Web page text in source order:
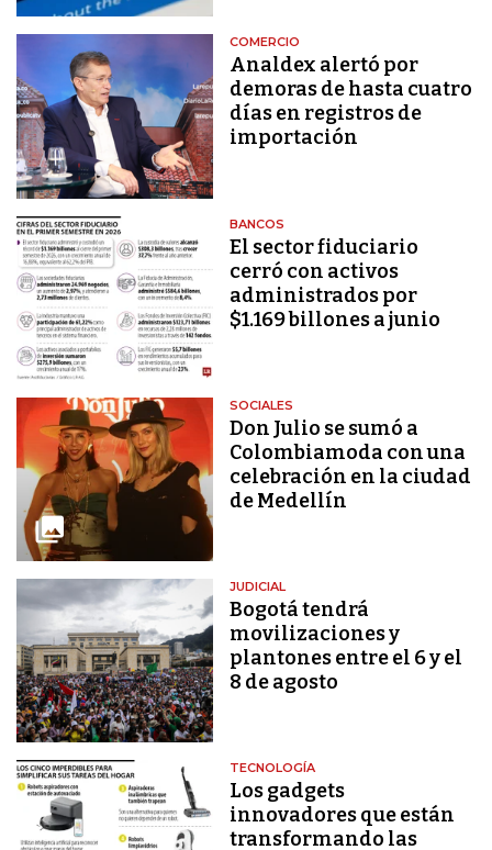
COMERCIO
Analdex alertó por
demoras de hasta cuatro
días en registros de
importación
BANCOS
El sector fiduciario
cerró con activos
administrados por
$1.169 billones a junio
SOCIALES
Don Julio se sumó a
Colombiamoda con una
celebración en la ciudad
de Medellín
JUDICIAL
Bogotá tendrá
movilizaciones y
plantones entre el 6 y el
8 de agosto
TECNOLOGÍA
Los gadgets
innovadores que están
transformando las